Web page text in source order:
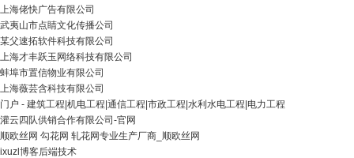
上海佬快广告有限公司
武夷山市点睛文化传播公司
某父速拓软件科技有限公司
上海才丰跃玉网络科技有限公司
蚌埠市置信物业有限公司
上海薇芸含科技有限公司
门户 - 建筑工程|机电工程|通信工程|市政工程|水利水电工程|电力工程
灌云四队供销合作有限公司-官网
顺欧丝网 勾花网 轧花网专业生产厂商_顺欧丝网
ixuzl博客后端技术